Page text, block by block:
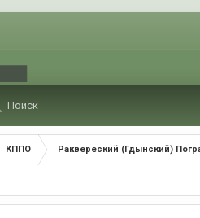
Поиск
КППО Раквереский (Гдынский)